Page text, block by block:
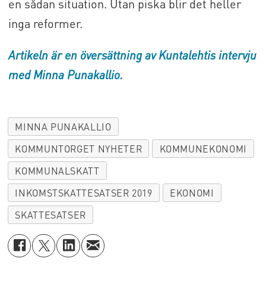
en sådan situation. Utan piska blir det heller
inga reformer.
Artikeln är en översättning av Kuntalehtis intervju
med Minna Punakallio.
MINNA PUNAKALLIO
KOMMUNTORGET NYHETER
KOMMUNEKONOMI
KOMMUNALSKATT
INKOMSTSKATTESATSER 2019
EKONOMI
SKATTESATSER